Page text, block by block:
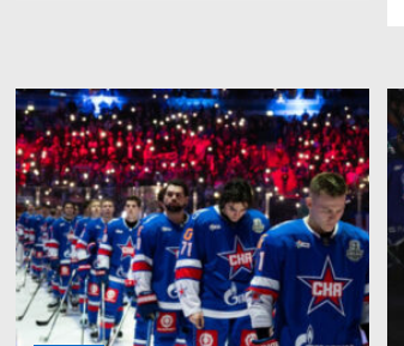
выходит
замуж
за
экс-
хоккеиста
КХЛ